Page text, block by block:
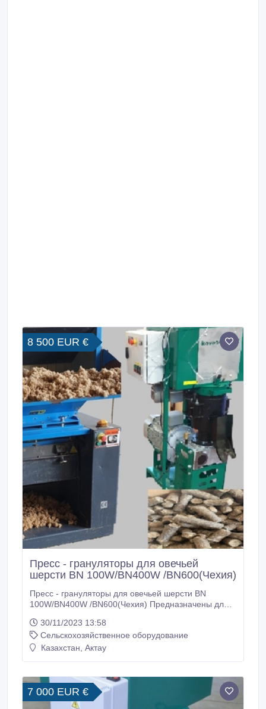
8 500 EUR €
Пресс - грануляторы для овечьей
шерсти BN 100W/BN400W /BN600(Чехия)
Пресс - грануляторы для овечьей шерсти BN
100W/BN400W /BN600(Чехия) Предназначены для
грануляторы. Гранулятор с плоской матрицей.
Сырье для гранулирования: овечья шерсть,
древесные опилки/стружка, солому/сено, камыш,
корма/премиксы, отходы производства чая,
зерноотходы, отруби и другую биомассу.
30/11/2023 13:58
Сельскохозяйственное оборудование
Казахстан, Актау
7 000 EUR €